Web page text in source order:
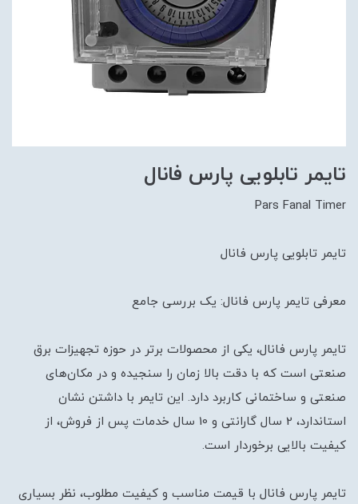
تایمر تابلویی پارس فانال
Pars Fanal Timer
تایمر تابلویی پارس فانال
معرفی تایمر پارس فانال: یک بررسی جامع
تایمر پارس فانال، یکی از محصولات برتر در حوزه تجهیزات برق
صنعتی است که با دقت بالا زمان را سنجیده و در مکان‌های
صنعتی و ساختمانی کاربرد دارد. این تایمر با داشتن نشان
استاندارد، 2 سال گارانتی و 10 سال خدمات پس از فروش، از
کیفیت بالایی برخوردار است.
تایمر پارس فانال با قیمت مناسب و کیفیت مطلوب، نظر بسیاری